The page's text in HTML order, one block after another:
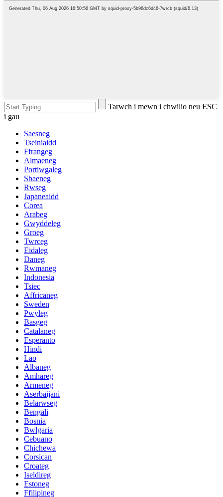
Tarwch i mewn i chwilio neu ESC
i gau
Saesneg
Tseiniaidd
Ffrangeg
Almaeneg
Portiwgaleg
Sbaeneg
Rwseg
Japaneaidd
Corea
Arabeg
Gwyddeleg
Groeg
Twrceg
Eidaleg
Daneg
Rwmaneg
Indonesia
Tsiec
Affricaneg
Sweden
Pwyleg
Basgeg
Catalaneg
Esperanto
Hindi
Lao
Albaneg
Amhareg
Armeneg
Aserbaijani
Belarwseg
Bengali
Bosnia
Bwlgaria
Cebuano
Chichewa
Corsican
Croateg
Iseldireg
Estoneg
Ffilipineg